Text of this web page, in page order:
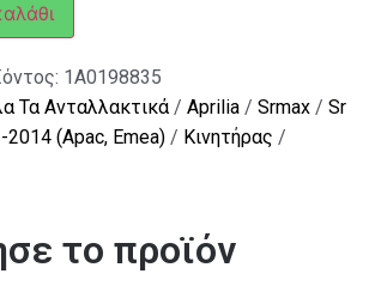
1A0198835
Τα Ανταλλακτικά/ Aprilia / Srmax / Sr
2014 (Apac, Emea) / Κινητήρας /
το προϊόν